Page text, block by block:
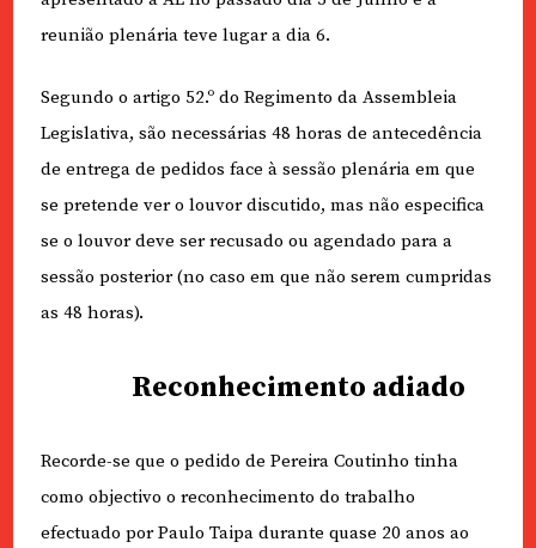
reunião plenária teve lugar a dia 6.
Segundo o artigo 52.º do Regimento da Assembleia
Legislativa, são necessárias 48 horas de antecedência
de entrega de pedidos face à sessão plenária em que
se pretende ver o louvor discutido, mas não especifica
se o louvor deve ser recusado ou agendado para a
sessão posterior (no caso em que não serem cumpridas
as 48 horas).
Reconhecimento adiado
Recorde-se que o pedido de Pereira Coutinho tinha
como objectivo o reconhecimento do trabalho
efectuado por Paulo Taipa durante quase 20 anos ao